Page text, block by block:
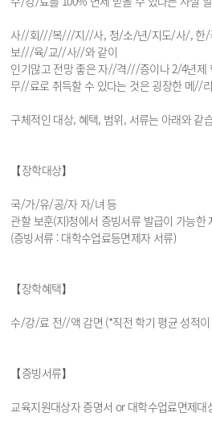
사//회///복///지//사, 청/소/년/지도/사/, 한
보///육/교//사//와 같이
인기많고 전망 좋은 자//격///증이나 2/4년제
무//료로 취득할 수 있다는 것은 굉장한 메//
구체적인 대상, 혜택, 범위, 서류는 아래와 같
【장학대상】
국/가/유/공/자 자/녀 등
관할 보훈(지)청에서 증빙서류 발급이 가능한
(증빙서류 : 대학수업료등면제자 서류)
【장학혜택】
수/강/료 전//액 감면 (*직전 학기 평균 성적이
【증빙서류】
교육지원대상자 증명서 or 대학수업료면제대